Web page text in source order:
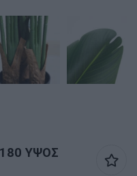
ΥΨΟΣ